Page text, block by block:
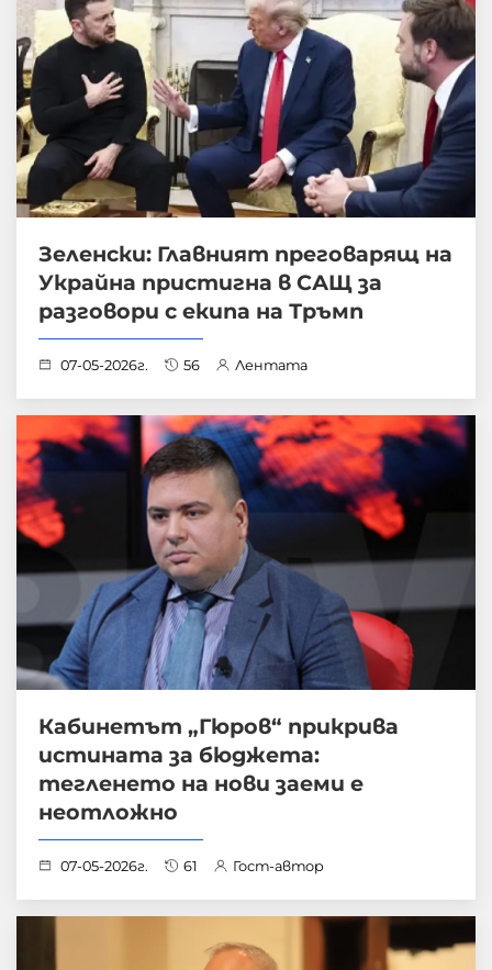
Зеленски: Главният преговарящ на
Украйна пристигна в САЩ за
разговори с екипа на Тръмп
07-05-2026г. 56 Лентата
Кабинетът „Гюров“ прикрива
истината за бюджета:
тегленето на нови заеми е
неотложно
07-05-2026г. 61 Гост-автор